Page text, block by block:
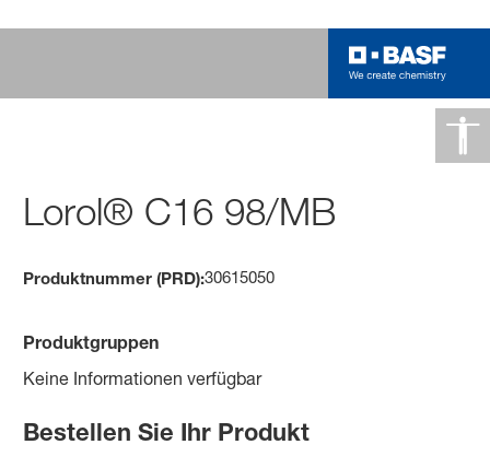
Lorol® C16 98/MB
Produktnummer (PRD):30615050
Produktgruppen
Keine Informationen verfügbar
Bestellen Sie Ihr Produkt